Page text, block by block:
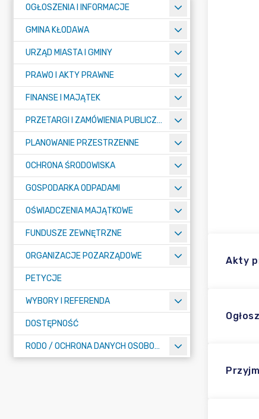
OGŁOSZENIA I INFORMACJE
GMINA KŁODAWA
URZĄD MIASTA I GMINY
PRAWO I AKTY PRAWNE
FINANSE I MAJĄTEK
PRZETARGI I ZAMÓWIENIA PUBLICZNE
PLANOWANIE PRZESTRZENNE
OCHRONA ŚRODOWISKA
GOSPODARKA ODPADAMI
OŚWIADCZENIA MAJĄTKOWE
FUNDUSZE ZEWNĘTRZNE
ORGANIZACJE POZARZĄDOWE
PETYCJE
WYBORY I REFERENDA
DOSTĘPNOŚĆ
RODO / OCHRONA DANYCH OSOBOWYCH
Akty